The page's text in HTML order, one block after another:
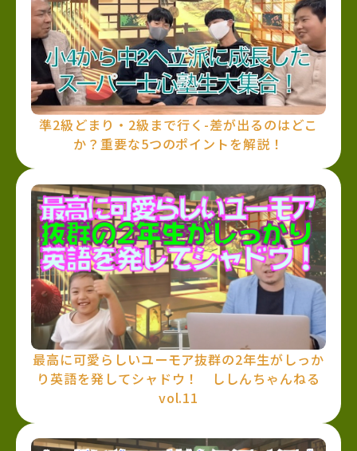
準2級どまり・2級まで行く-差が出るのはどこ
か？重要な5つのポイントを解説！
最高に可愛らしいユーモア抜群の2年生がしっか
り英語を発してシャドウ！ ししんちゃんねる
vol.11